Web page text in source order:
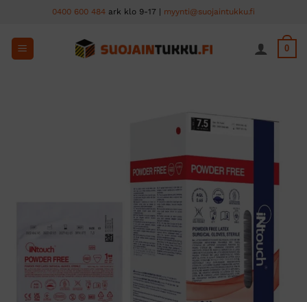
content
0400 600 484 ark klo 9-17 | myynti@suojaintukku.fi
0